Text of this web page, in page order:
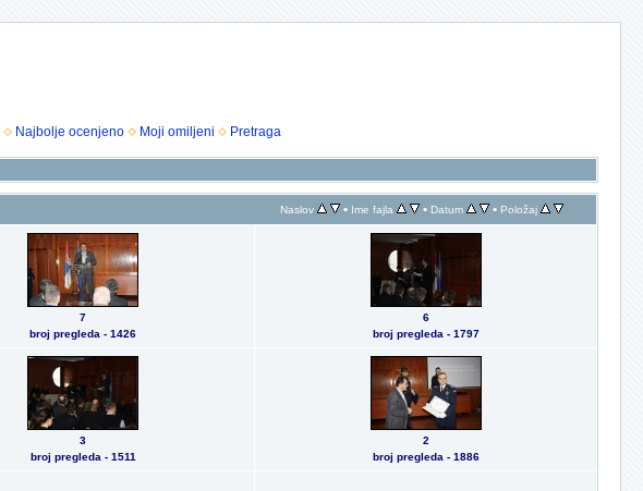
Najbolje ocenjeno Moji omiljeni Pretraga
Naslov • Ime fajla • Datum • Položaj
7
broj pregleda - 1426
6
broj pregleda - 1797
3
broj pregleda - 1511
2
broj pregleda - 1886